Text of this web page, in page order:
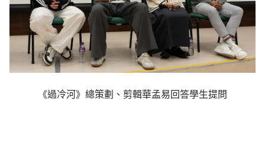
《過冷河》總策劃、剪輯華孟易回答學生提問